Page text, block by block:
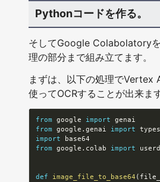
Pythonコードを作る。
そしてGoogle Colabolatory
理の部分まで組み立てます。
まずは、以下の処理でVertex
使ってOCRすることが出来ます
from google import
from google .genai import
import
from google . colab import
def image_file_to_base64 (